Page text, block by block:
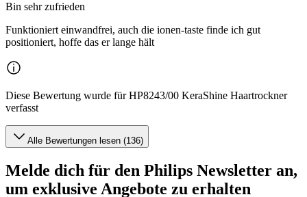
Bin sehr zufrieden
Funktioniert einwandfrei, auch die ionen-taste finde ich gut
positioniert, hoffe das er lange hält
Diese Bewertung wurde für HP8243/00 KeraShine Haartrockner
verfasst
Alle Bewertungen lesen (136)
Melde dich für den Philips Newsletter an,
um exklusive Angebote zu erhalten